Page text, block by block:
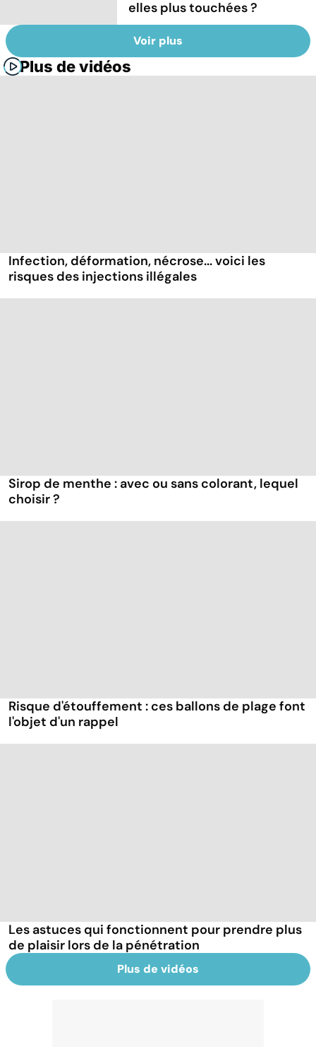
elles plus touchées ?
Voir plus
Plus de vidéos
Infection, déformation, nécrose... voici les
risques des injections illégales
Sirop de menthe : avec ou sans colorant, lequel
choisir ?
Risque d'étouffement : ces ballons de plage font
l'objet d'un rappel
Les astuces qui fonctionnent pour prendre plus
de plaisir lors de la pénétration
Plus de vidéos